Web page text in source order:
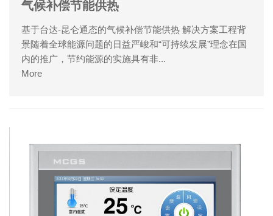
气候补偿节能供热
基于台达-昆仑通态的气候补偿节能供热 解决方案工程背
景随着全球能源问题的日益严峻和“可持续发展”理念在国
内的推广，节约能源的实施具有非...
More